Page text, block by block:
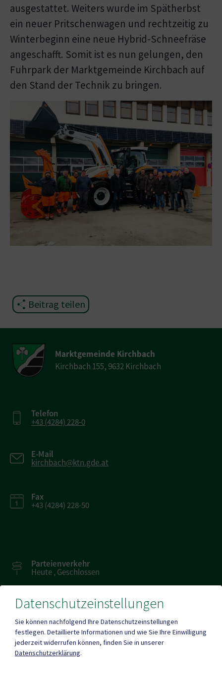
ausgestattet. Weiters wurde im Spätherbst
ein neuer Pritschenwagen und rechtzeitig zu
Winterbeginn eine neue Hybrid-Schneefräse
angeschafft. Somit ist es nun gelungen, den
Fuhrpark der Marktgemeinde Kirchbach auf
den Stand der Technik zu bringen.
Beitrag teilen
Marktgemeinde Kirchbach
Kirchbach 155, 9632 Kirchbach
Telefon
+43 (4284) 228-0
E-Mail
kirchbach@ktn.gde.at
Fax
+43 (4284) 228-50
Parteienverkehr
Heute , Geschlossen
Amtsstunden
Mehr
Datenschutzeinstellungen
Sie können nachfolgend Ihre Datenschutzeinstellungen
festlegen. Detaillierte Informationen und wie Sie Ihre Einwilligung
jederzeit widerrufen können, finden Sie in unserer
Datenschutzerklärung.